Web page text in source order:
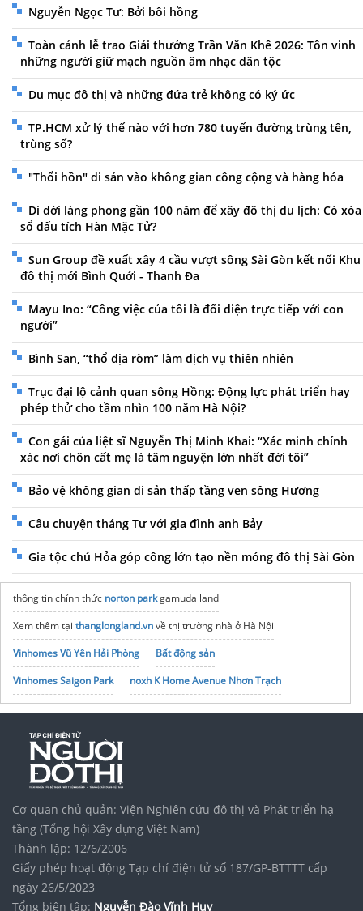
Nguyễn Ngọc Tư: Bởi bôi hồng
Toàn cảnh lễ trao Giải thưởng Trần Văn Khê 2026: Tôn vinh
những người giữ mạch nguồn âm nhạc dân tộc
Du mục đô thị và những đứa trẻ không có ký ức
TP.HCM xử lý thế nào với hơn 780 tuyến đường trùng tên,
trùng số?
"Thổi hồn" di sản vào không gian công cộng và hàng hóa
Di dời làng phong gần 100 năm để xây đô thị du lịch: Có xóa
sổ dấu tích Hàn Mặc Tử?
Sun Group đề xuất xây 4 cầu vượt sông Sài Gòn kết nối Khu
đô thị mới Bình Quới - Thanh Đa
Mayu Ino: “Công việc của tôi là đối diện trực tiếp với con
người”
Bình San, “thổ địa ròm” làm dịch vụ thiên nhiên
Trục đại lộ cảnh quan sông Hồng: Động lực phát triển hay
phép thử cho tầm nhìn 100 năm Hà Nội?
Con gái của liệt sĩ Nguyễn Thị Minh Khai: “Xác minh chính
xác nơi chôn cất mẹ là tâm nguyện lớn nhất đời tôi”
Bảo vệ không gian di sản thấp tầng ven sông Hương
Câu chuyện tháng Tư với gia đình anh Bảy
Gia tộc chú Hỏa góp công lớn tạo nền móng đô thị Sài Gòn
thông tin chính thức norton parkgamuda land
Xem thêm tại thanglongland.vnvề thị trường nhà ở Hà Nội
Vinhomes Vũ Yên Hải Phòng
Bất động sản
Vinhomes Saigon Park
noxh K Home Avenue Nhơn Trạch
Tập đoàn Bcons Group
Cơ quan chủ quản: Viện Nghiên cứu đô thị và Phát triển hạ
tầng (Tổng hội Xây dựng Việt Nam)
Thành lập: 12/6/2006
Giấy phép hoạt động Tạp chí điện tử số 187/GP-BTTTT cấp
ngày 26/5/2023
Tổng biên tập: Nguyễn Đào Vĩnh Huy